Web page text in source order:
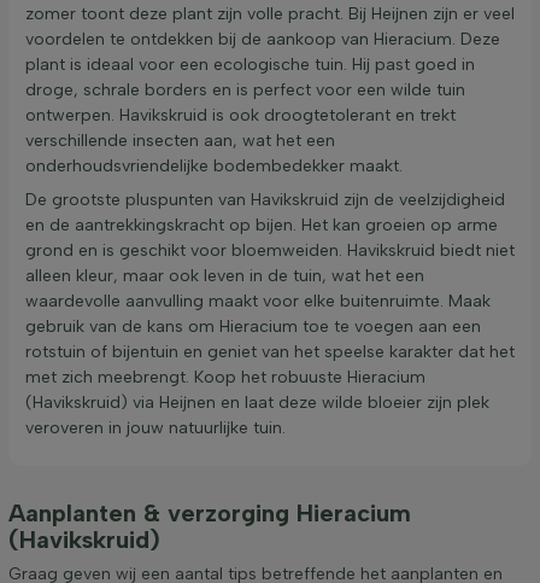
zomer toont deze plant zijn volle pracht. Bij Heijnen zijn er veel
voordelen te ontdekken bij de aankoop van Hieracium. Deze
plant is ideaal voor een ecologische tuin. Hij past goed in
droge, schrale borders en is perfect voor een wilde tuin
ontwerpen. Havikskruid is ook droogtetolerant en trekt
verschillende insecten aan, wat het een
onderhoudsvriendelijke bodembedekker maakt.
De grootste pluspunten van Havikskruid zijn de veelzijdigheid
en de aantrekkingskracht op bijen. Het kan groeien op arme
grond en is geschikt voor bloemweiden. Havikskruid biedt niet
alleen kleur, maar ook leven in de tuin, wat het een
waardevolle aanvulling maakt voor elke buitenruimte. Maak
gebruik van de kans om Hieracium toe te voegen aan een
rotstuin of bijentuin en geniet van het speelse karakter dat het
met zich meebrengt. Koop het robuuste Hieracium
(Havikskruid) via Heijnen en laat deze wilde bloeier zijn plek
veroveren in jouw natuurlijke tuin.
Aanplanten & verzorging Hieracium
(Havikskruid)
Graag geven wij een aantal tips betreffende het aanplanten en